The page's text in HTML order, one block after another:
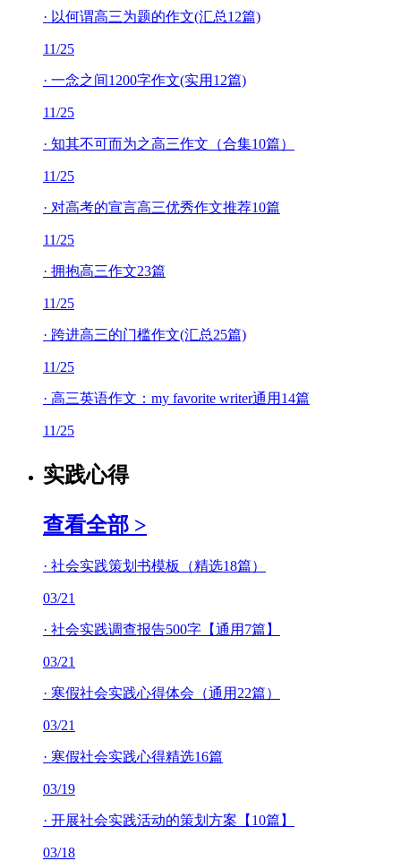
· 以何谓高三为题的作文(汇总12篇)
11/25
· 一念之间1200字作文(实用12篇)
11/25
· 知其不可而为之高三作文（合集10篇）
11/25
· 对高考的宣言高三优秀作文推荐10篇
11/25
· 拥抱高三作文23篇
11/25
· 跨进高三的门槛作文(汇总25篇)
11/25
· 高三英语作文：my favorite writer通用14篇
11/25
实践心得
查看全部 >
· 社会实践策划书模板（精选18篇）
03/21
· 社会实践调查报告500字【通用7篇】
03/21
· 寒假社会实践心得体会（通用22篇）
03/21
· 寒假社会实践心得精选16篇
03/19
· 开展社会实践活动的策划方案【10篇】
03/18